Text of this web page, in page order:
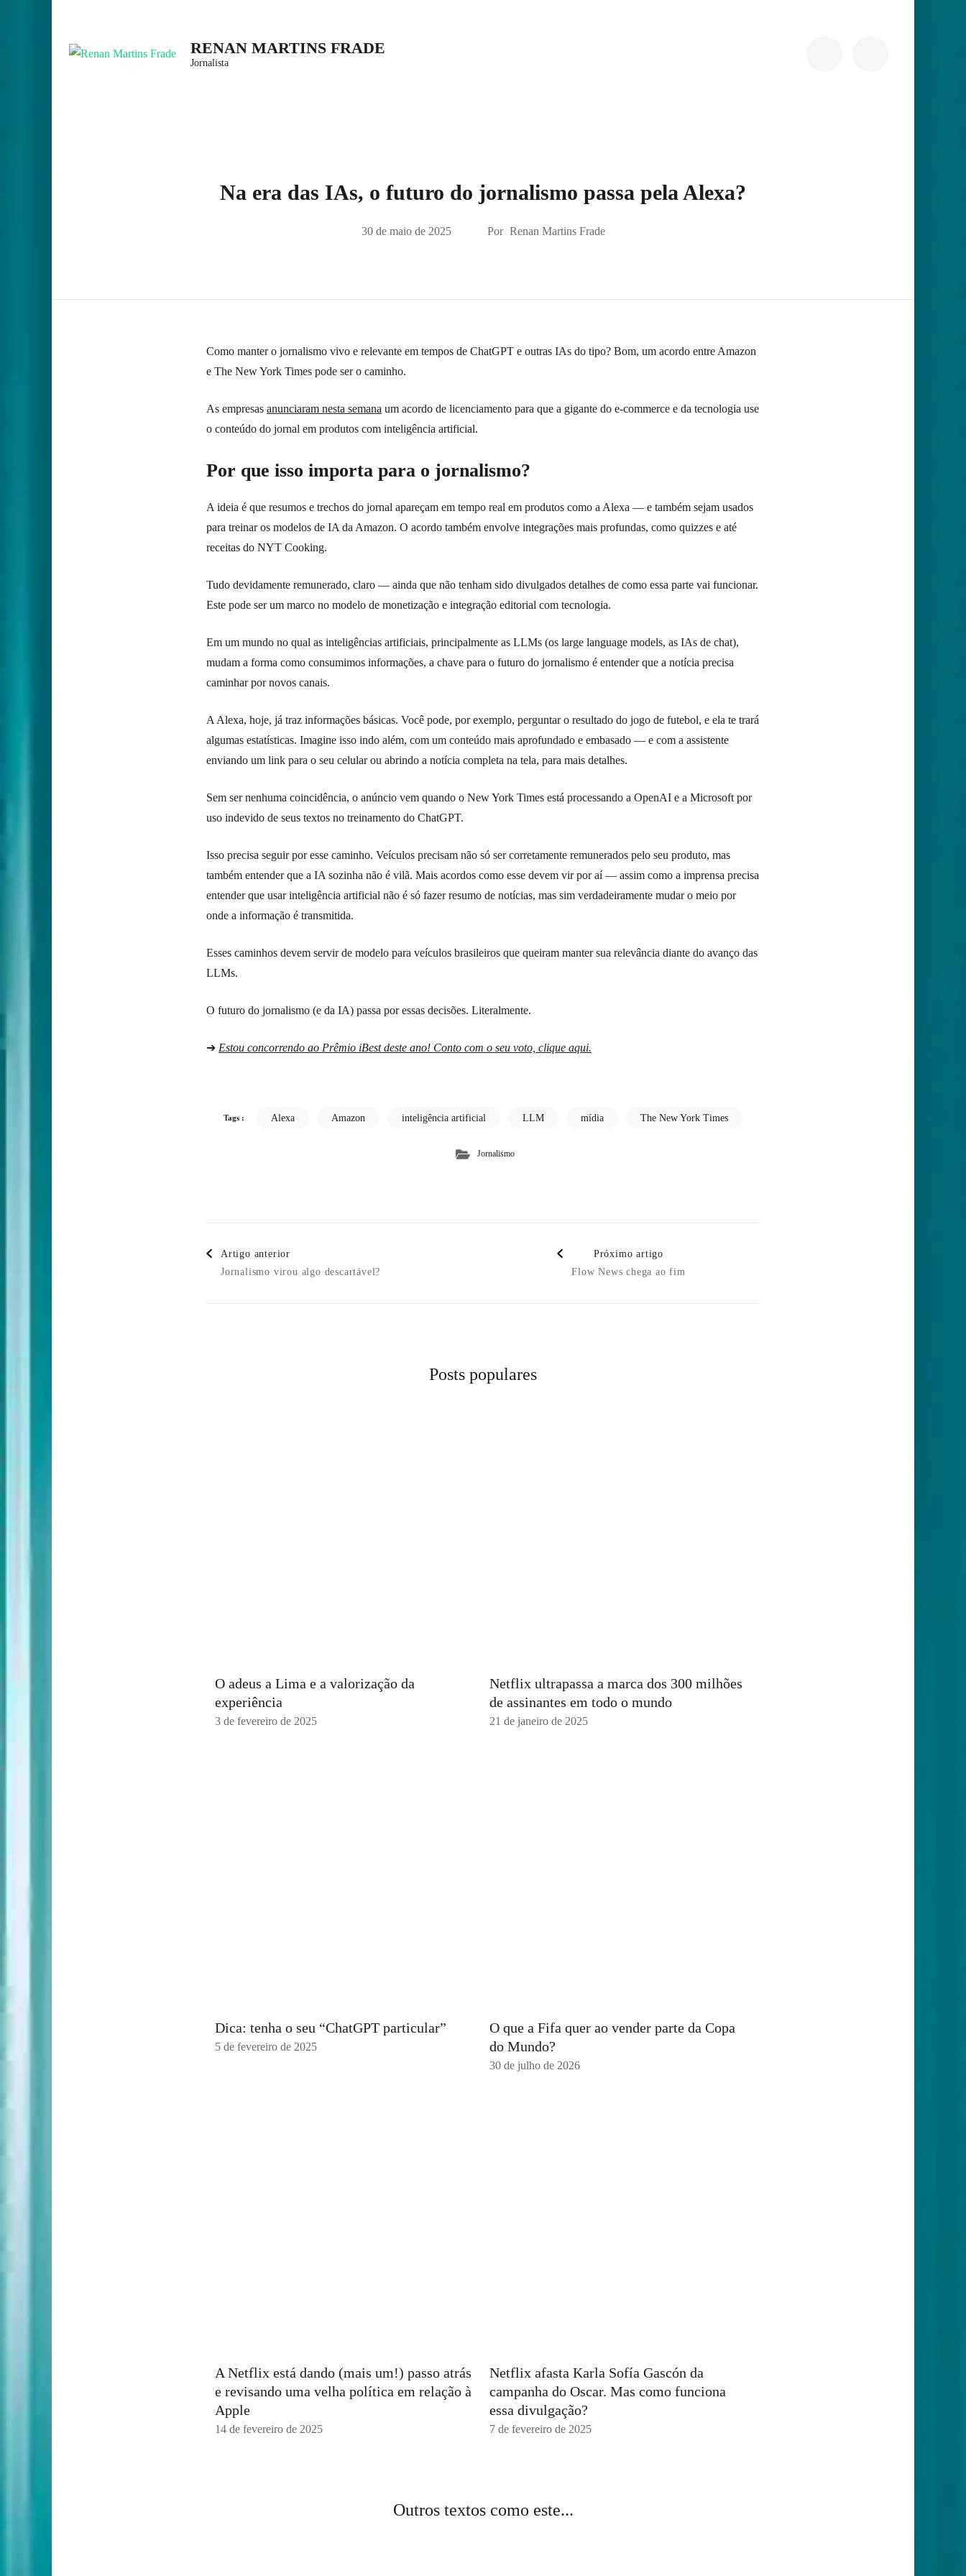
content
RENAN MARTINS FRADE
Jornalista
Na era das IAs, o futuro do jornalismo passa pela Alexa?
30 de maio de 2025 Por Renan Martins Frade
Como manter o jornalismo vivo e relevante em tempos de ChatGPT e outras IAs do tipo? Bom, um acordo entre Amazon
e The New York Times pode ser o caminho.
As empresas anunciaram nesta semana um acordo de licenciamento para que a gigante do e-commerce e da tecnologia use
o conteúdo do jornal em produtos com inteligência artificial.
Por que isso importa para o jornalismo?
A ideia é que resumos e trechos do jornal apareçam em tempo real em produtos como a Alexa — e também sejam usados
para treinar os modelos de IA da Amazon. O acordo também envolve integrações mais profundas, como quizzes e até
receitas do NYT Cooking.
Tudo devidamente remunerado, claro — ainda que não tenham sido divulgados detalhes de como essa parte vai funcionar.
Este pode ser um marco no modelo de monetização e integração editorial com tecnologia.
Em um mundo no qual as inteligências artificiais, principalmente as LLMs (os large language models, as IAs de chat),
mudam a forma como consumimos informações, a chave para o futuro do jornalismo é entender que a notícia precisa
caminhar por novos canais.
A Alexa, hoje, já traz informações básicas. Você pode, por exemplo, perguntar o resultado do jogo de futebol, e ela te trará
algumas estatísticas. Imagine isso indo além, com um conteúdo mais aprofundado e embasado — e com a assistente
enviando um link para o seu celular ou abrindo a notícia completa na tela, para mais detalhes.
Sem ser nenhuma coincidência, o anúncio vem quando o New York Times está processando a OpenAI e a Microsoft por
uso indevido de seus textos no treinamento do ChatGPT.
Isso precisa seguir por esse caminho. Veículos precisam não só ser corretamente remunerados pelo seu produto, mas
também entender que a IA sozinha não é vilã. Mais acordos como esse devem vir por aí — assim como a imprensa precisa
entender que usar inteligência artificial não é só fazer resumo de notícias, mas sim verdadeiramente mudar o meio por
onde a informação é transmitida.
Esses caminhos devem servir de modelo para veículos brasileiros que queiram manter sua relevância diante do avanço das
LLMs.
O futuro do jornalismo (e da IA) passa por essas decisões. Literalmente.
➔ Estou concorrendo ao Prêmio iBest deste ano! Conto com o seu voto, clique aqui.
Tags : Alexa Amazon inteligência artificial LLM mídia The New York Times
Jornalismo
Navigation
Artigo anterior
Jornalismo virou algo descartável?
Próximo artigo
Flow News chega ao fim
Posts populares
O adeus a Lima e a valorização da
experiência
3 de fevereiro de 2025
Netflix ultrapassa a marca dos 300 milhões
de assinantes em todo o mundo
21 de janeiro de 2025
Dica: tenha o seu “ChatGPT particular”
5 de fevereiro de 2025
O que a Fifa quer ao vender parte da Copa
do Mundo?
30 de julho de 2026
A Netflix está dando (mais um!) passo atrás
e revisando uma velha política em relação à
Apple
14 de fevereiro de 2025
Netflix afasta Karla Sofía Gascón da
campanha do Oscar. Mas como funciona
essa divulgação?
7 de fevereiro de 2025
Outros textos como este...